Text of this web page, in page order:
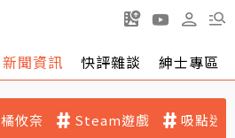
新聞資訊 快評雜談 紳士專區
橘攸奈 Steam遊戲 吸點迷